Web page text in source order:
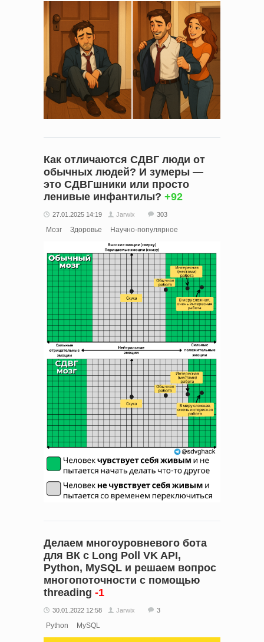
Как отличаются СДВГ люди от
обычных людей? И зумеры —
это СДВГшники или просто
ленивые инфантилы? +92
27.01.2025 14:19 Jarwix 303
Мозг Здоровье Научно-популярное
Делаем многоуровневого бота
для ВК с Long Poll VK API,
Python, MySQL и решаем вопрос
многопоточности c помощью
threading -1
30.01.2022 12:58 Jarwix 3
Python MySQL